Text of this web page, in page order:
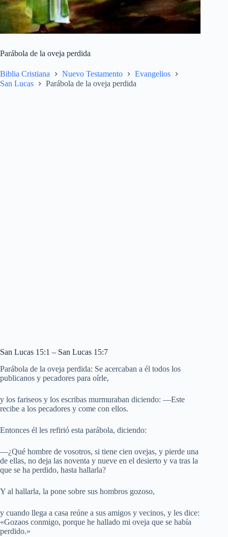
Parábola de la oveja perdida
Biblia Cristiana Nuevo Testamento
Evangelios
San Lucas
Parábola de la oveja perdida
San Lucas 15:1 – San Lucas 15:7
Parábola de la oveja perdida: Se acercaban a él todos los
publicanos y pecadores para oírle,
y los fariseos y los escribas murmuraban diciendo: —Este
recibe a los pecadores y come con ellos.
Entonces él les refirió esta parábola, diciendo:
—¿Qué hombre de vosotros, si tiene cien ovejas, y pierde una
de ellas, no deja las noventa y nueve en el desierto y va tras la
que se ha perdido, hasta hallarla?
Y al hallarla, la pone sobre sus hombros gozoso,
y cuando llega a casa reúne a sus amigos y vecinos, y les dice:
«Gozaos conmigo, porque he hallado mi oveja que se había
perdido.»